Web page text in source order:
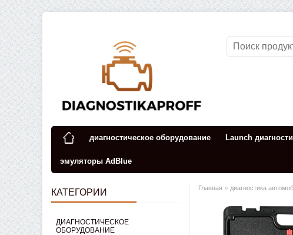
диагностическое оборудование Launch
эмуляторы AdBlue
КАТЕГОРИИ
ДИАГНОСТИЧЕСКОЕ
ОБОРУДОВАНИЕ
Главная » диагностика